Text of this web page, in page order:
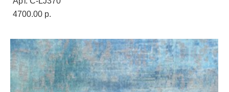
4700.00 p.